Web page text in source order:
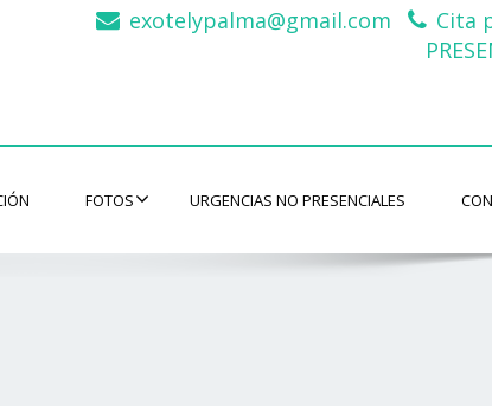
exotelypalma@gmail.com
Cita
FOTOS URGENCIAS NO PRESENCIALES